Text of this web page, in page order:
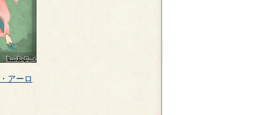
アーロ